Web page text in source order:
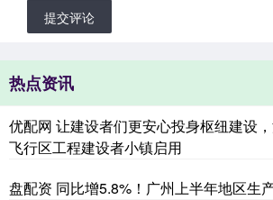
提交评论
热点资讯
优配网 让建设者们更安心投身枢纽建设
飞行区工程建设者小镇启用
盘配资 同比增5.8%！广州上半年地区生